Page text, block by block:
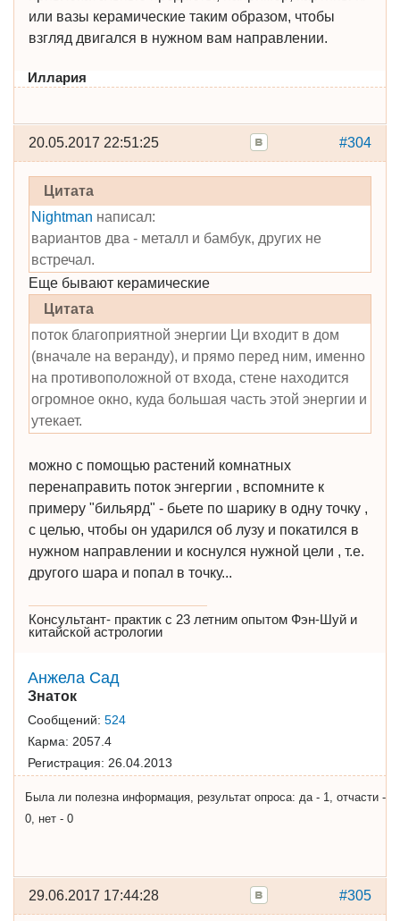
или вазы керамические таким образом, чтобы
взгляд двигался в нужном вам направлении.
Иллария
#304
20.05.2017 22:51:25
Цитата
Nightman написал:
вариантов два - металл и бамбук, других не
встречал.
Еще бывают керамические
Цитата
поток благоприятной энергии Ци входит в дом
(вначале на веранду), и прямо перед ним, именно
на противоположной от входа, стене находится
огромное окно, куда большая часть этой энергии и
утекает.
можно с помощью растений комнатных
перенаправить поток энгергии , вспомните к
примеру "бильярд" - бьете по шарику в одну точку ,
с целью, чтобы он ударился об лузу и покатился в
нужном направлении и коснулся нужной цели , т.е.
другого шара и попал в точку...
Консультант- практик с 23 летним опытом Фэн-Шуй и
китайской астрологии
Анжела Сад
Знаток
Сообщений: 524
Карма: 2057.4
Регистрация: 26.04.2013
Была ли полезна информация, результат опроса: да - 1, отчасти -
0, нет - 0
#305
29.06.2017 17:44:28